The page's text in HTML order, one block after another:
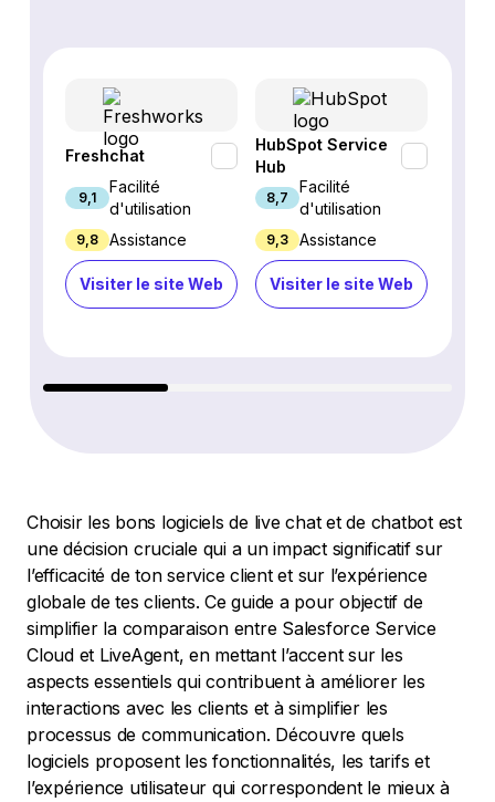
Freshchat
9,1
Facilité
d'utilisation
9,8 Assistance
Visiter le site Web
HubSpot Service
Hub
8,7
Facilité
d'utilisation
9,3 Assistance
Visiter le site Web
Choisir les bons logiciels de live chat et de chatbot est
une décision cruciale qui a un impact significatif sur
l’efficacité de ton service client et sur l’expérience
globale de tes clients. Ce guide a pour objectif de
simplifier la comparaison entre Salesforce Service
Cloud et LiveAgent, en mettant l’accent sur les
aspects essentiels qui contribuent à améliorer les
interactions avec les clients et à simplifier les
processus de communication. Découvre quels
logiciels proposent les fonctionnalités, les tarifs et
l’expérience utilisateur qui correspondent le mieux à